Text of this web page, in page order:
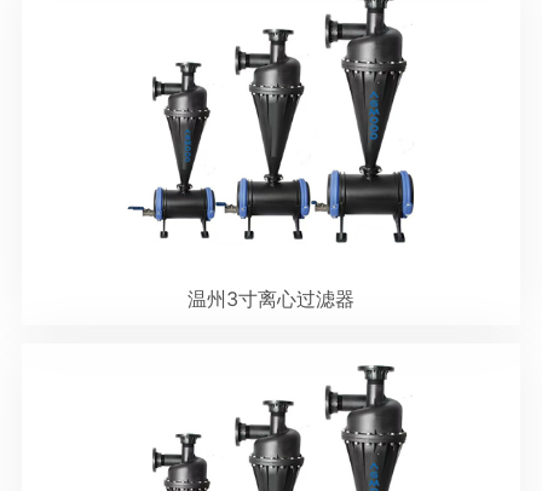
温州3寸离心过滤器